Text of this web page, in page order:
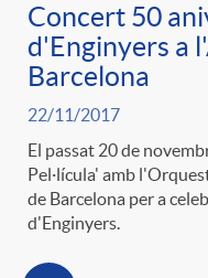
Concert 50
d'Enginyers a
Barcelona
22/11/2017
El passat 20 de
Pel·lícula' amb
de Barcelona per a
d'Enginyers.